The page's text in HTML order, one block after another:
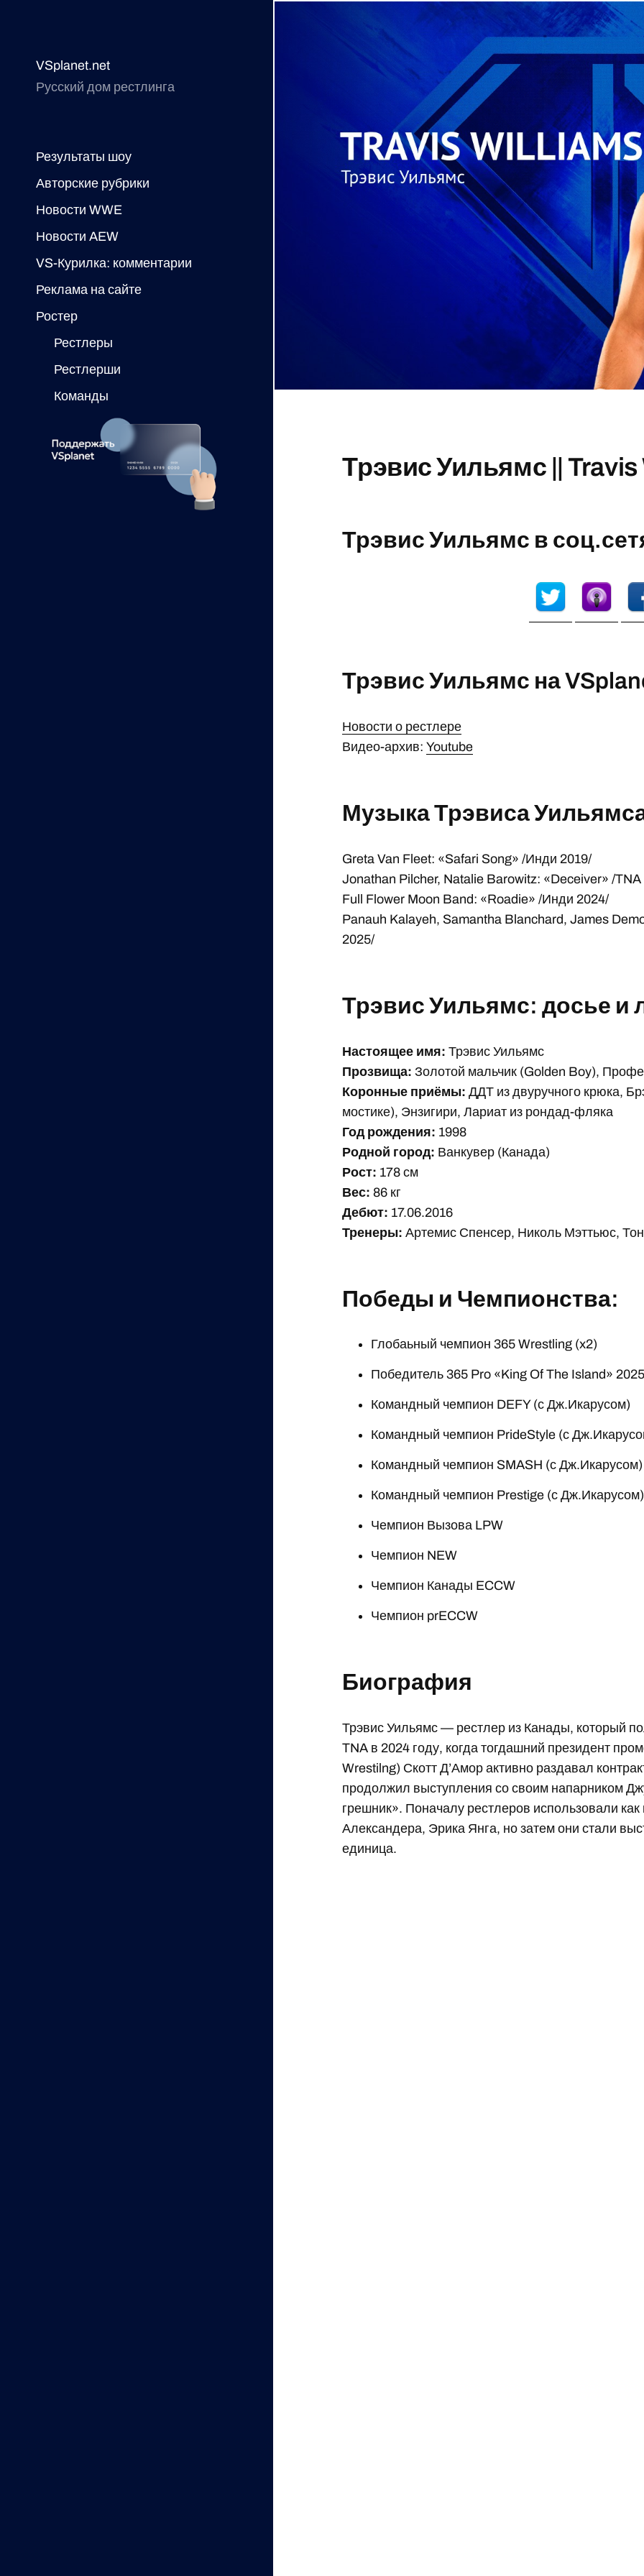
VSplanet.net
Русский дом рестлинга
Результаты шоу
Авторские рубрики
Новости WWE
Новости AEW
VS-Курилка: комментарии
Реклама на сайте
Ростер
Рестлеры
Рестлерши
Команды
Трэвис Уильямс || Travis
Трэвис Уильямс в
Трэвис Уильямс на
Новости о рестлере
Видео-архив:Youtube
Музыка Трэвиса
Greta Van Fleet: «Safari Song» /Инди 2019/
Jonathan Pilcher, Natalie Barowitz: «Deceiver» /TNA
Full Flower Moon Band: «Roadie» /Инди 2024/
Panauh Kalayeh, Samantha Blanchard, James
2025/
Трэвис Уильямс: досье и
Настоящее имя: Трэвис Уильямс
Прозвища: Золотой мальчик (Golden Boy),
Коронные приёмы: ДДТ из двуручного крюка,
мостике), Энзигири, Лариат из рондад-фляка
Год рождения: 1998
Родной город: Ванкувер (Канада)
Рост: 178 см
Вес: 86 кг
Дебют: 17.06.2016
Тренеры: Артемис Спенсер, Николь Мэттьюс,
Победы и Чемпионства:
Глобаьный чемпион 365 Wrestling (x2)
Победитель 365 Pro «King Of The Island» 2025
Командный чемпион DEFY (с Дж.Икарусом)
Командный чемпион PrideStyle (с
Командный чемпион SMASH (с Дж.Икарусом)
Командный чемпион Prestige (с Дж.Икарусом)
Чемпион Вызова LPW
Чемпион NEW
Чемпион Канады ECCW
Чемпион prECCW
Биография
Трэвис Уильямс — рестлер из Канады, который
TNA в 2024 году, когда тогдашний президент
Wrestilng) Скотт Д’Амор активно раздавал
продолжил выступления со своим напарником
грешник». Поначалу рестлеров использовали
Александера, Эрика Янга, но затем они стали
единица.